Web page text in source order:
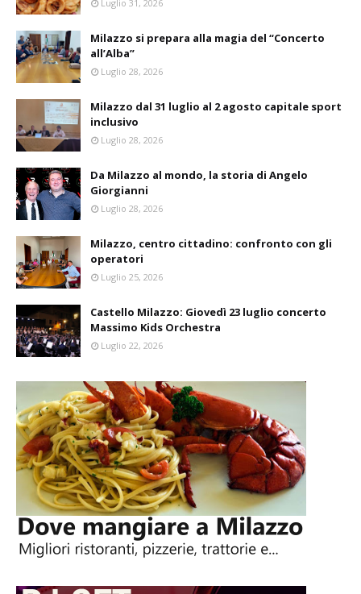
Luglio 31, 2026
Milazzo si prepara alla magia del “Concerto
all’Alba”
Luglio 28, 2026
Milazzo dal 31 luglio al 2 agosto capitale sport
inclusivo
Luglio 28, 2026
Da Milazzo al mondo, la storia di Angelo
Giorgianni
Luglio 28, 2026
Milazzo, centro cittadino: confronto con gli
operatori
Luglio 25, 2026
Castello Milazzo: Giovedì 23 luglio concerto
Massimo Kids Orchestra
Luglio 22, 2026